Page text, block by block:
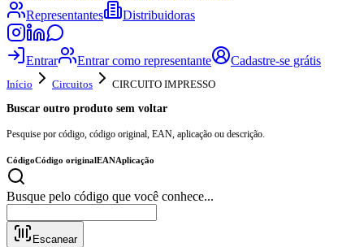
Representantes
Distribuidoras
Entrar Entrar como representante Cadastre-se grátis
Início Circuitos
CIRCUITO IMPRESSO
Buscar outro produto sem voltar
Pesquise por código, código original, EAN, aplicação ou descrição.
CódigoCódigo originalEANAplicação
Busque pelo código que você conhece..
Escanear